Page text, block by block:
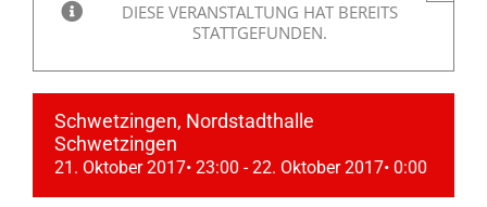
DIESE VERANSTALTUNG HAT BEREITS
STATTGEFUNDEN.
Schwetzingen, Nordstadthalle
Schwetzingen
21. Oktober 2017• 23:00 -22. Oktober 2017• 0:00